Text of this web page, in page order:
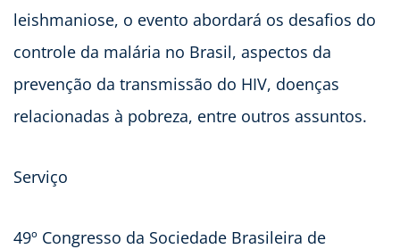
leishmaniose, o evento abordará os desafios do
controle da malária no Brasil, aspectos da
prevenção da transmissão do HIV, doenças
relacionadas à pobreza, entre outros assuntos.
Serviço
49º Congresso da Sociedade Brasileira de